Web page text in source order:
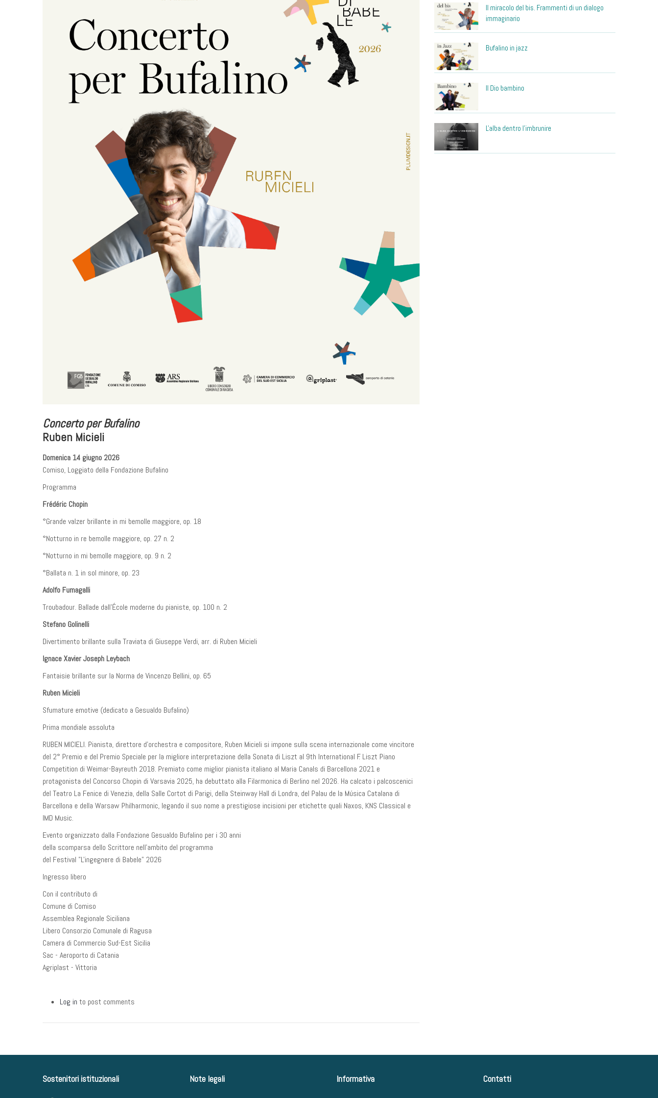
Concerto per Bufalino
Ruben Micieli
Domenica 14 giugno 2026
Comiso, Loggiato della Fondazione Bufalino
Programma
Frédéric Chopin
°Grande valzer brillante in mi bemolle maggiore, op. 18
°Notturno in re bemolle maggiore, op. 27 n. 2
°Notturno in mi bemolle maggiore, op. 9 n. 2
°Ballata n. 1 in sol minore, op. 23
Adolfo Fumagalli
Troubadour. Ballade dall’École moderne du pianiste, op. 100 n. 2
Stefano Golinelli
Divertimento brillante sulla Traviata di Giuseppe Verdi, arr. di Ruben Micieli
Ignace Xavier Joseph Leybach
Fantaisie brillante sur la Norma de Vincenzo Bellini, op. 65
Ruben Micieli
Sfumature emotive (dedicato a Gesualdo Bufalino)
Prima mondiale assoluta
RUBEN MICIELI. Pianista, direttore d’orchestra e compositore, Ruben Micieli si impone sulla scena internazionale come vincitore
del 2° Premio e del Premio Speciale per la migliore interpretazione della Sonata di Liszt al 9th International F. Liszt Piano
Competition di Weimar-Bayreuth 2018. Premiato come miglior pianista italiano al Maria Canals di Barcellona 2021 e
protagonista del Concorso Chopin di Varsavia 2025, ha debuttato alla Filarmonica di Berlino nel 2026. Ha calcato i palcoscenici
del Teatro La Fenice di Venezia, della Salle Cortot di Parigi, della Steinway Hall di Londra, del Palau de la Música Catalana di
Barcellona e della Warsaw Philharmonic, legando il suo nome a prestigiose incisioni per etichette quali Naxos, KNS Classical e
IMD Music.
Evento organizzato dalla Fondazione Gesualdo Bufalino per i 30 anni
della scomparsa dello Scrittore nell'ambito del programma
del Festival "L'ingegnere di Babele" 2026
Ingresso libero
Con il contributo di
Comune di Comiso
Assemblea Regionale Siciliana
Libero Consorzio Comunale di Ragusa
Camera di Commercio Sud-Est Sicilia
Sac - Aeroporto di Catania
Agriplast - Vittoria
Log in to post comments
Il miracolo del bis. Frammenti di un dialogo
immaginario
Bufalino in jazz
Il Dio bambino
L'alba dentro l'imbrunire
Sostenitori istituzionali Note legali Informativa Contatti